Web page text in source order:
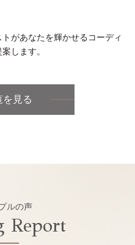
があなたを輝かせるコーディ
します。
を見る
ルの声
Report